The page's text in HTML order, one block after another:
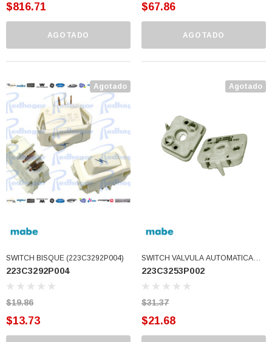
$816.71
AGOTADO
$67.86
AGOTADO
Agotado
SWITCH BISQUE (223C3292P004)
223C3292P004
$19.86
$13.73
Agotado
SWITCH VALVULA AUTOMATICA
USAR 223C3253P001
(223C3253P002)
223C3253P002
$31.37
$21.68